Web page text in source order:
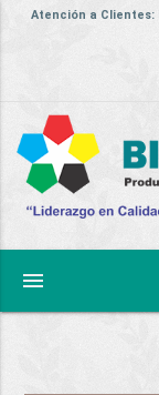
Atención a Clientes:
menu